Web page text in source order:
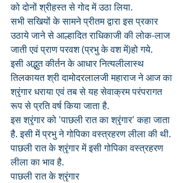
को दोनों श्रीहस्त से गोद में उठा लिया.
सभी सखियों के सामने प्रीतम द्वारा इस प्रकार
उठाये जाने से आल्हादित राधिकाजी की लोक-लाज
जाती एवं प्राण परवश (प्रभु के वश में)हो गये.
इसी अद्भुत कीर्तन के आधार नित्यलीलास्थ
तिलकायत श्री दामोदरलालजी महाराज ने आज का
श्रृंगार धराया एवं तब से यह सेवाक्रम परंपरागत
रूप से प्रति वर्ष किया जाता है.
इस श्रृंगार को 'पाछली रात का श्रृंगार' कहा जाता
है. इसी में प्रभु ने गोपिका वस्त्रहरण लीला की थी.
पाछली रात के श्रृंगार में इसी गोपिका वस्त्रहरण
लीला का भाव है.
पाछली रात के श्रृंगार